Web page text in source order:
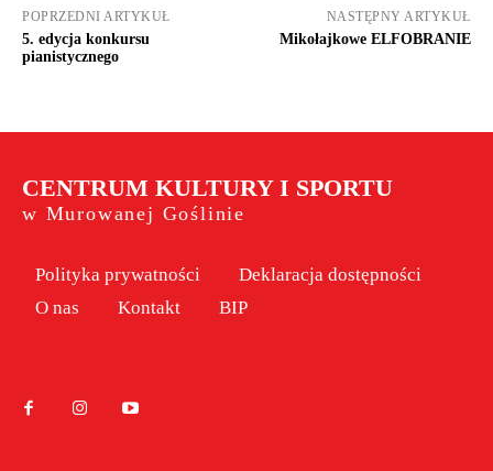
POPRZEDNI ARTYKUŁ
5. edycja konkursu
pianistycznego
NASTĘPNY ARTYKUŁ
Mikołajkowe ELFOBRANIE
CENTRUM KULTURY I SPORTU
w Murowanej Goślinie
Polityka prywatności
Deklaracja dostępności
O nas
Kontakt BIP